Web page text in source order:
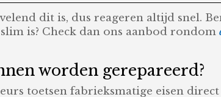
dit is, dus reageren altijd snel.
is? Check dan ons aanbod rondom
worden gerepareerd?
toetsen fabrieksmatige eisen